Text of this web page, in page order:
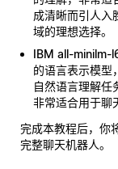
成清晰而引人入
域的理想选择。
IBM all-minilm-
的语言表示模型
自然语言理解任
非常适合用于聊
完成本教程后，你
完整聊天机器人。